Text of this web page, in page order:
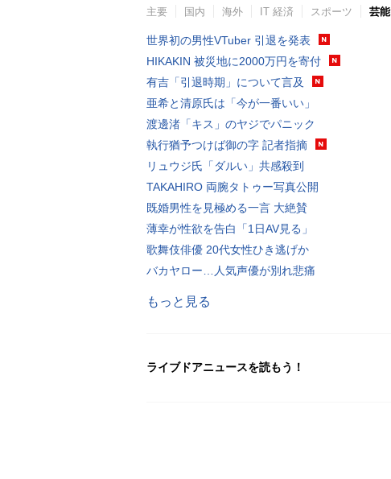
主要 国内 海外 IT 経済 スポーツ 芸能
世界初の男性VTuber 引退を発表
HIKAKIN 被災地に2000万円を寄付
有吉「引退時期」について言及
亜希と清原氏は「今が一番いい」
渡邊渚「キス」のヤジでパニック
執行猶予つけば御の字 記者指摘
リュウジ氏「ダルい」共感殺到
TAKAHIRO 両腕タトゥー写真公開
既婚男性を見極める一言 大絶賛
薄幸が性欲を告白「1日AV見る」
歌舞伎俳優 20代女性ひき逃げか
バカヤロー…人気声優が別れ悲痛
もっと見る
ライブドアニュースを読もう！